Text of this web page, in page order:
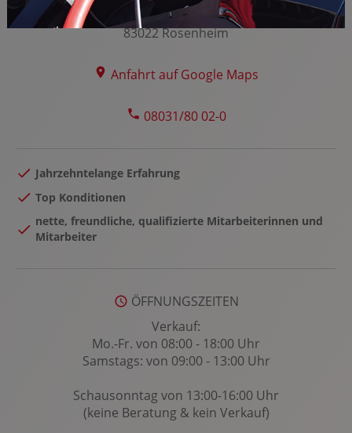
Ebersberger Straße 59
83022 Rosenheim
Anfahrt auf Google Maps
08031/80 02-0
Jahrzehntelange Erfahrung
Top Konditionen
nette, freundliche, qualifizierte Mitarbeiterinnen und
Mitarbeiter
ÖFFNUNGSZEITEN
Verkauf:
Mo.-Fr. von 08:00 - 18:00 Uhr
Samstags: von 09:00 - 13:00 Uhr
Schausonntag von 13:00-16:00 Uhr
(keine Beratung & kein Verkauf)